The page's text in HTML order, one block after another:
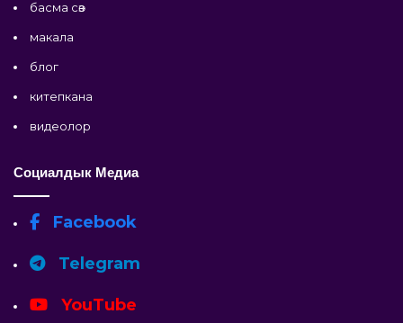
басма сөз
макала
блог
китепкана
видеолор
Социалдык Медиа
Facebook
Telegram
YouTube